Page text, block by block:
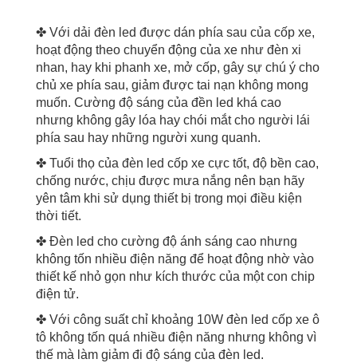
✤ Với dải đèn led được dán phía sau của cốp xe,
hoạt động theo chuyển động của xe như đèn xi
nhan, hay khi phanh xe, mở cốp, gây sự chú ý cho
chủ xe phía sau, giảm được tai nạn không mong
muốn. Cường độ sáng của đền led khá cao
nhưng không gây lóa hay chói mắt cho người lái
phía sau hay những người xung quanh.
✤ Tuổi thọ của đèn led cốp xe cực tốt, độ bền cao,
chống nước, chịu được mưa nắng nên bạn hãy
yên tâm khi sử dụng thiết bị trong mọi điều kiện
thời tiết.
✤ Đèn led cho cường độ ánh sáng cao nhưng
không tốn nhiều điện năng để hoạt động nhờ vào
thiết kế nhỏ gọn như kích thước của một con chip
điện tử.
✤ Với công suất chỉ khoảng 10W đèn led cốp xe ô
tô không tốn quá nhiều điện năng nhưng không vì
thế mà làm giảm đi độ sáng của đèn led.